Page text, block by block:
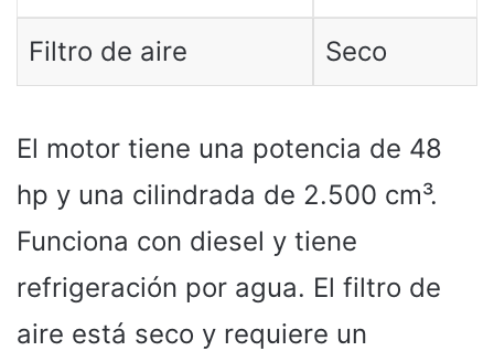
Filtro de aire Seco
El motor tiene una potencia de 48
hp y una cilindrada de 2.500 cm³.
Funciona con diesel y tiene
refrigeración por agua. El filtro de
aire está seco y requiere un